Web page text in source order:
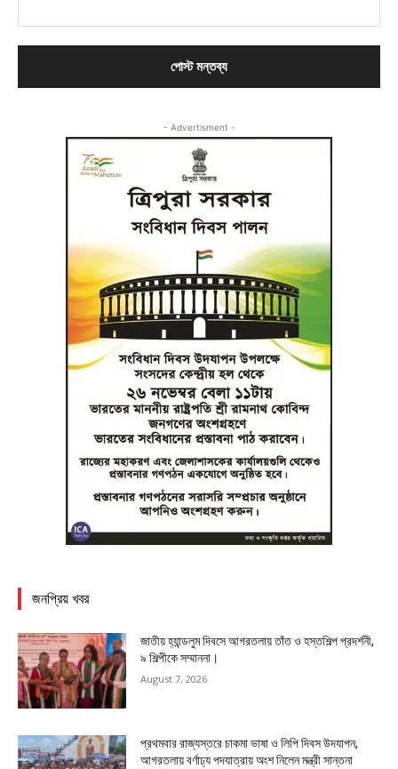
- Advertisment -
জনপ্রিয় খবর
জাতীয় হ্যান্ডলুম দিবসে আগরতলায় তাঁত ও হস্তশিল্প প্রদর্শনী,
৯ শিল্পীকে সম্মাননা।
August 7, 2026
প্রথমবার রাজ্যস্তরে চাকমা ভাষা ও লিপি দিবস উদযাপন,
আগরতলায় বর্ণাঢ্য পদযাত্রায় অংশ নিলেন মন্ত্রী সান্তনা